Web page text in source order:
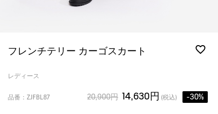
フレンチテリー カーゴスカート
レディース
品番：ZJFBL87 20,900円 14,630円 (税込) -30%